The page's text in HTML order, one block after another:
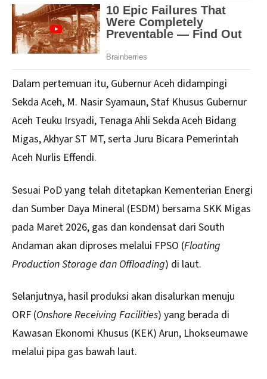
Dalam pertemuan itu, Gubernur Aceh didampingi
Sekda Aceh, M. Nasir Syamaun, Staf Khusus Gubernur
Aceh Teuku Irsyadi, Tenaga Ahli Sekda Aceh Bidang
Migas, Akhyar ST MT, serta Juru Bicara Pemerintah
Aceh Nurlis Effendi.
Sesuai PoD yang telah ditetapkan Kementerian Energi
dan Sumber Daya Mineral (ESDM) bersama SKK Migas
pada Maret 2026, gas dan kondensat dari South
Andaman akan diproses melalui FPSO (Floating
Production Storage dan Offloading) di laut.
Selanjutnya, hasil produksi akan disalurkan menuju
ORF (Onshore Receiving Facilities) yang berada di
Kawasan Ekonomi Khusus (KEK) Arun, Lhokseumawe
melalui pipa gas bawah laut.